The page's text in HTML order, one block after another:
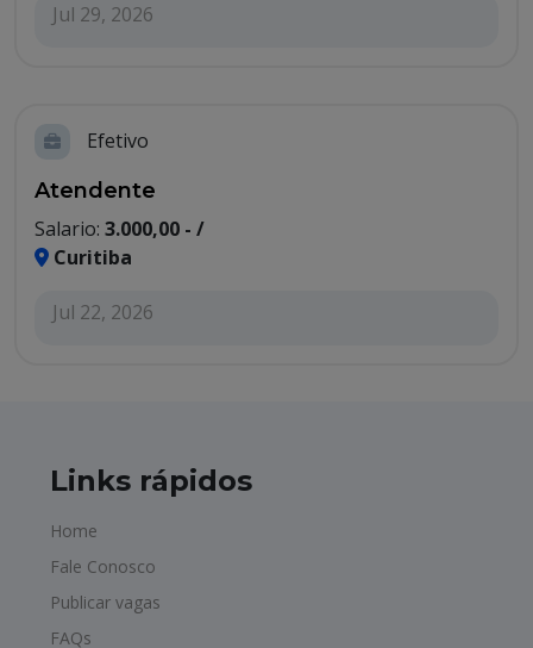
Jul 29, 2026
Efetivo
Atendente
Salario: 3.000,00 - /
Curitiba
Jul 22, 2026
Links rápidos
Home
Fale Conosco
Publicar vagas
FAQs